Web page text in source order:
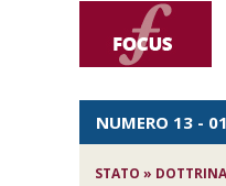
NUMERO 13 -
STATO »